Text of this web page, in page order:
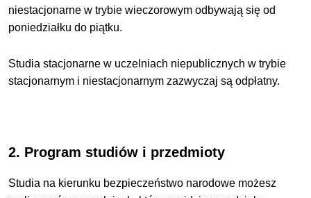
niestacjonarne w trybie wieczorowym odbywają się od
poniedziałku do piątku.
Studia stacjonarne w uczelniach niepublicznych w trybie
stacjonarnym i niestacjonarnym zazwyczaj są odpłatny.
2. Program studiów i przedmioty
Studia na kierunku bezpieczeństwo narodowe możesz